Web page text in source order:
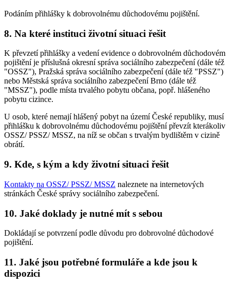
Podáním přihlášky k dobrovolnému důchodovému pojištění.
8. Na které instituci životní situaci řešit
K převzetí přihlášky a vedení evidence o dobrovolném důchodovém
pojištění je příslušná okresní správa sociálního zabezpečení (dále též
"OSSZ"), Pražská správa sociálního zabezpečení (dále též "PSSZ")
nebo Městská správa sociálního zabezpečení Brno (dále též
"MSSZ"), podle místa trvalého pobytu občana, popř. hlášeného
pobytu cizince.
U osob, které nemají hlášený pobyt na území České republiky, musí
přihlášku k dobrovolnému důchodovému pojištění převzít kterákoliv
OSSZ/ PSSZ/ MSSZ, na níž se občan s trvalým bydlištěm v cizině
obrátí.
9. Kde, s kým a kdy životní situaci řešit
Kontakty na OSSZ/ PSSZ/ MSSZ naleznete na internetových
stránkách České správy sociálního zabezpečení.
10. Jaké doklady je nutné mít s sebou
Dokládají se potvrzení podle důvodu pro dobrovolné důchodové
pojištění.
11. Jaké jsou potřebné formuláře a kde jsou k
dispozici